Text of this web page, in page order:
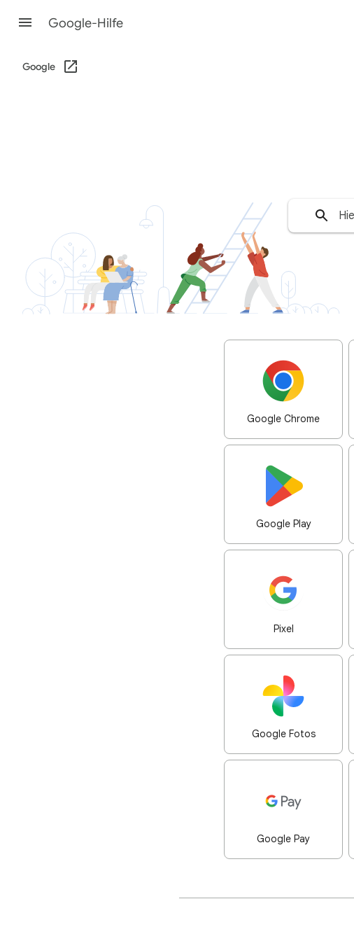
Google-Hilfe
Google
Google Chrome
Google Play
Pixel
Google Fotos
Google Pay